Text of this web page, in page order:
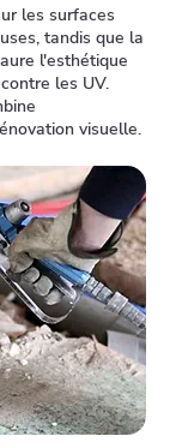
les surfaces
tandis que la
l'esthétique
les UV.
visuelle.